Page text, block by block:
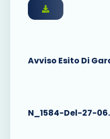
Avviso Esito Di
N_1584-Del-27-